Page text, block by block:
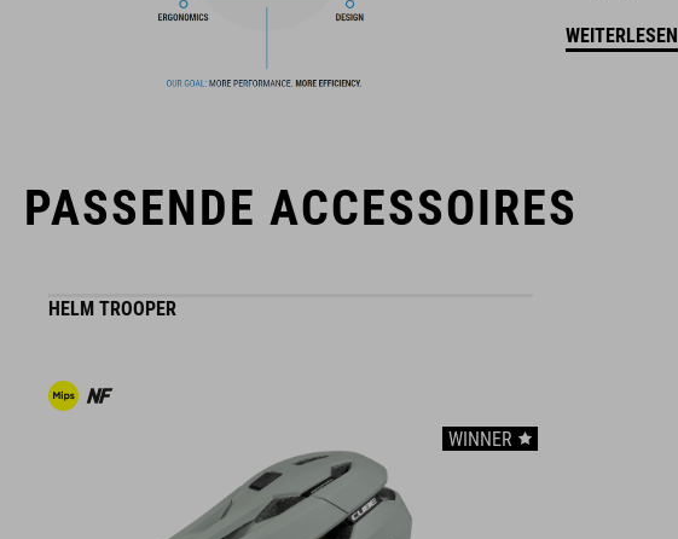
härtesten Bedingungen robust und haltbar ist.
orientieren. Durch die enge Zusammenarbeit der Designer in
Kombination aus Design, Technik und Usability.
WEITERLESEN
PASSENDE ACCESSOIRES
HELM TROOPER
WINNER